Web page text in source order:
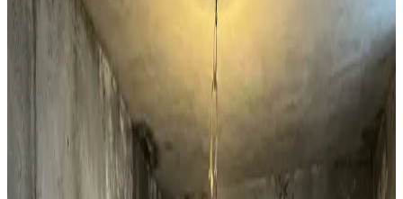
Boligventilation
AirPro V2 decentral ventilation til private huse i
Silkeborg. 97% varmegenvinding, 12 dB og WiFi-styring.
Den effektive løsning mod fugt i huset.
Læs mere